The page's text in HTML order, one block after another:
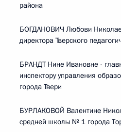
района
БОГДАНОВИЧ Любови
директора Тверского
БРАНДТ Нине Ивановне -
инспектору управления
города Твери
БУРЛАКОВОЙ Валентине
средней школы № 1 города